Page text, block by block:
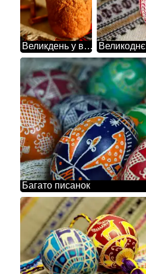
Великдень у воєнний час
Багато писанок